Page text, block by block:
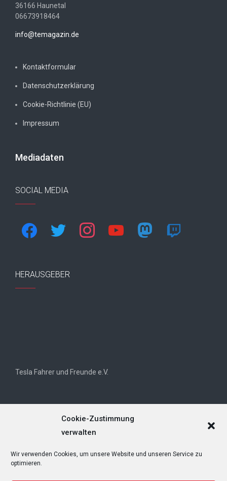
Cookie-Zustimmung
verwalten
Wir verwenden Cookies, um unsere Website und unseren Service zu
optimieren.
36166 Haunetal
06673918464
info@temagazin.de
Kontaktformular
Datenschutzerklärung
Cookie-Richtlinie (EU)
Impressum
Mediadaten
SOCIAL MEDIA
facebook twitter instagram youtube mastodon twitch
HERAUSGEBER
Tesla Fahrer und Freunde e.V.
Tesla Owners Club Helvetia (TOCH)